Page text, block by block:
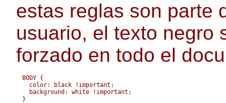
estas reglas son parte
usuario, el texto negro
forzado en todo el
BODY {
  color: black !important;
  background: white !important;
}